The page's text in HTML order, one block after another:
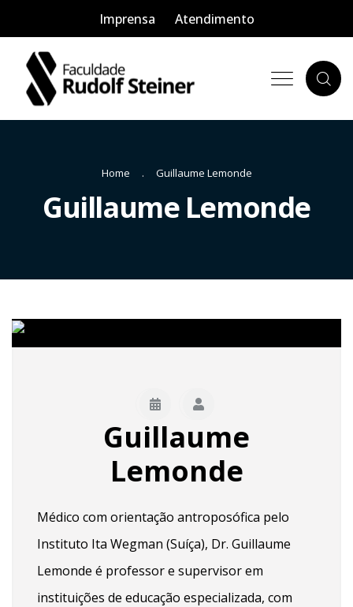
Imprensa Atendimento
Home Guillaume Lemonde
Guillaume Lemonde
Guillaume
Lemonde
Médico com orientação antroposófica pelo
Instituto Ita Wegman (Suíça), Dr. Guillaume
Lemonde é professor e supervisor em
instituições de educação especializada, com